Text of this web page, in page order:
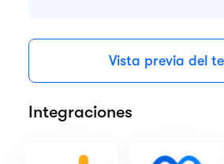
Vista previa del
Integraciones